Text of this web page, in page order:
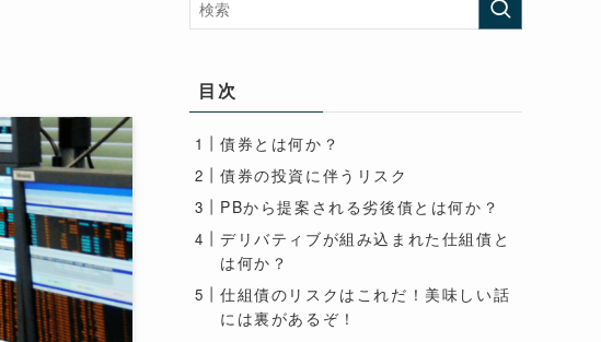
目次
債券とは何か？
債券の投資に伴うリスク
PBから提案される劣後債とは何か？
デリバティブが組み込まれた仕組債と
は何か？
仕組債のリスクはこれだ！美味しい話
には裏があるぞ！